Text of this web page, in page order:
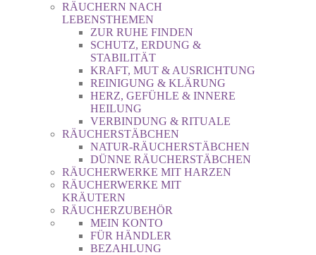
RÄUCHERN NACH
LEBENSTHEMEN
ZUR RUHE FINDEN
SCHUTZ, ERDUNG &
STABILITÄT
KRAFT, MUT & AUSRICHTUNG
REINIGUNG & KLÄRUNG
HERZ, GEFÜHLE & INNERE
HEILUNG
VERBINDUNG & RITUALE
RÄUCHERSTÄBCHEN
NATUR-RÄUCHERSTÄBCHEN
DÜNNE RÄUCHERSTÄBCHEN
RÄUCHERWERKE MIT HARZEN
RÄUCHERWERKE MIT
KRÄUTERN
RÄUCHERZUBEHÖR
MEIN KONTO
FÜR HÄNDLER
BEZAHLUNG